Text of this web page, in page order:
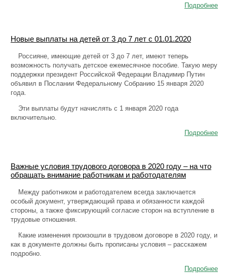
Подробнее
Новые выплаты на детей от 3 до 7 лет с 01.01.2020
Россияне, имеющие детей от 3 до 7 лет, имеют теперь
возможность получать детское ежемесячное пособие. Такую меру
поддержки президент Российской Федерации Владимир Путин
объявил в Послании Федеральному Собранию 15 января 2020
года.
Эти выплаты будут начислять с 1 января 2020 года
включительно.
Подробнее
Важные условия трудового договора в 2020 году – на что
обращать внимание работникам и работодателям
Между работником и работодателем всегда заключается
особый документ, утверждающий права и обязанности каждой
стороны, а также фиксирующий согласие сторон на вступление в
трудовые отношения.
Какие изменения произошли в трудовом договоре в 2020 году, и
как в документе должны быть прописаны условия – расскажем
подробно.
Подробнее